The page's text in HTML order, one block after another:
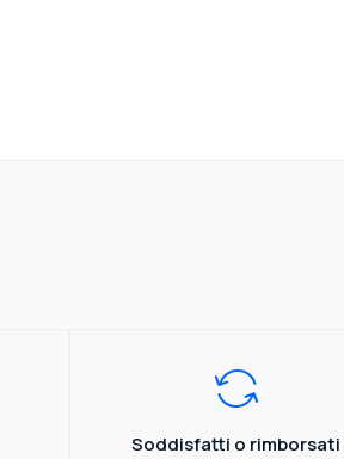
Soddisfatti o rimborsati